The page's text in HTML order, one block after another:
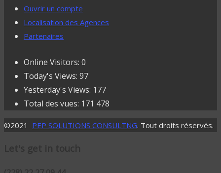
Ouvrir un compte
Localisation des Agences
Partenaires
Online Visitors: 0
Today's Views: 97
Yesterday's Views: 177
Total des vues: 171 478
©2021 PEP SOLUTIONS CONSULTNG. Tout droits réservés.